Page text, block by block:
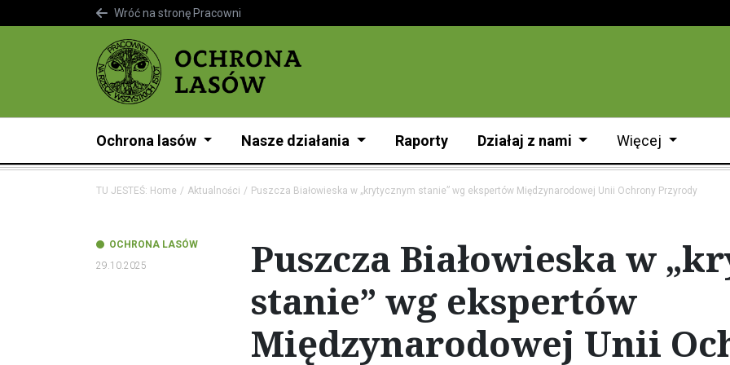
Ochrona lasów Nasze działania Raporty Działaj z nami Więcej
Wróć na stronę Pracowni
TU JESTEŚ: Home Aktualności Puszcza Białowieska w „krytycznym stanie” wg ekspertów Międzynarodowej Unii Ochrony Przyrody
OCHRONA LASÓW
29.10.2025
Puszcza Białowieska w
stanie” wg ekspertów
Międzynarodowej Unii